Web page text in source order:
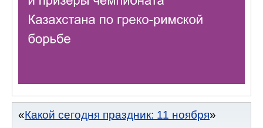
Какой сегодня праздник: 11 ноября